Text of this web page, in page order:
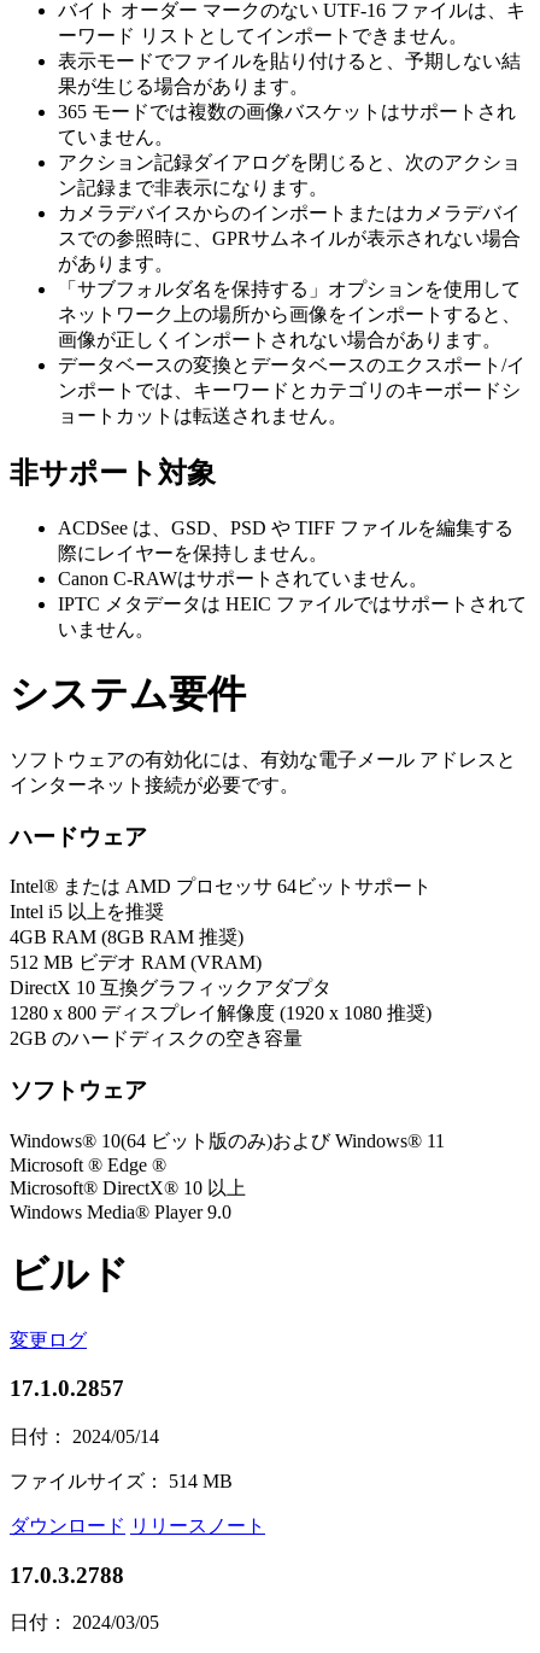
バイト オーダー マークのない UTF-16 ファイルは、キ
ーワード リストとしてインポートできません。
表示モードでファイルを貼り付けると、予期しない結
果が生じる場合があります。
365 モードでは複数の画像バスケットはサポートされ
ていません。
アクション記録ダイアログを閉じると、次のアクショ
ン記録まで非表示になります。
カメラデバイスからのインポートまたはカメラデバイ
スでの参照時に、GPRサムネイルが表示されない場合
があります。
「サブフォルダ名を保持する」オプションを使用して
ネットワーク上の場所から画像をインポートすると、
画像が正しくインポートされない場合があります。
データベースの変換とデータベースのエクスポート/イ
ンポートでは、キーワードとカテゴリのキーボードシ
ョートカットは転送されません。
非サポート対象
ACDSee は、GSD、PSD や TIFF ファイルを編集する
際にレイヤーを保持しません。
Canon C-RAWはサポートされていません。
IPTC メタデータは HEIC ファイルではサポートされて
いません。
システム要件
ソフトウェアの有効化には、有効な電子メール アドレスと
インターネット接続が必要です。
ハードウェア
Intel® または AMD プロセッサ 64ビットサポート
Intel i5 以上を推奨
4GB RAM (8GB RAM 推奨)
512 MB ビデオ RAM (VRAM)
DirectX 10 互換グラフィックアダプタ
1280 x 800 ディスプレイ解像度 (1920 x 1080 推奨)
2GB のハードディスクの空き容量
ソフトウェア
Windows® 10(64 ビット版のみ)および Windows® 11
Microsoft ® Edge ®
Microsoft® DirectX® 10 以上
Windows Media® Player 9.0
ビルド
変更ログ
17.1.0.2857
日付： 2024/05/14
ファイルサイズ： 514 MB
ダウンロード リリースノート
17.0.3.2788
日付： 2024/03/05